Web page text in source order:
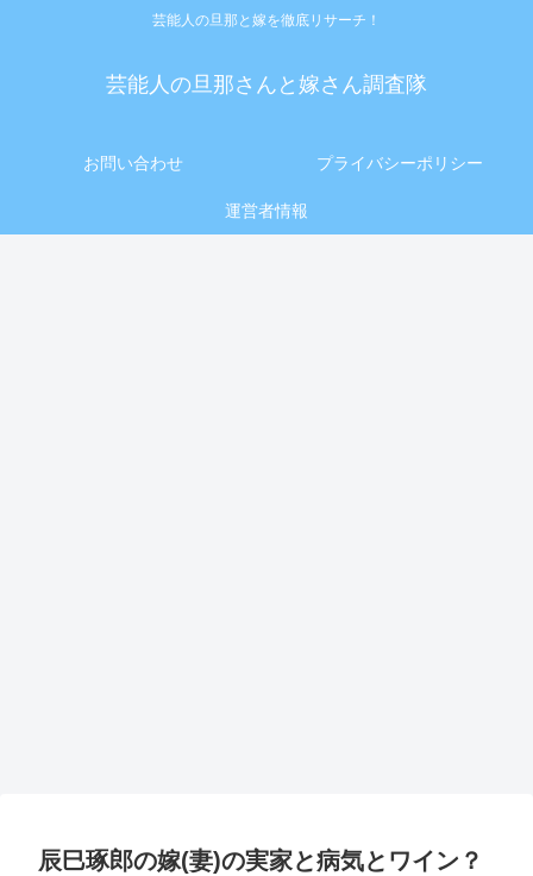
芸能人の旦那と嫁を徹底リサーチ！
芸能人の旦那さんと嫁さん調査隊
お問い合わせ プライバシーポリシー
運営者情報
辰巳琢郎の嫁(妻)の実家と病気とワイン？